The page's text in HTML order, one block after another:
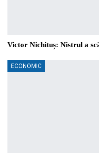
Victor Nichituș: Nistrul a
ECONOMIC